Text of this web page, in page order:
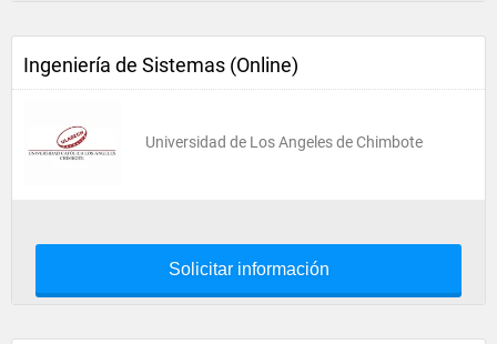
Ingeniería de Sistemas (Online)
Universidad de Los Angeles de Chimbote
Solicitar información